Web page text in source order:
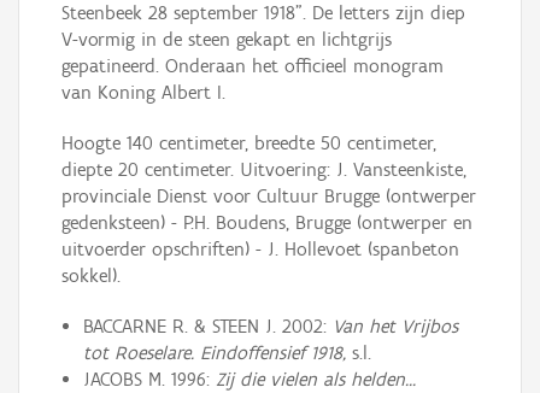
Steenbeek 28 september 1918". De letters zijn diep
V-vormig in de steen gekapt en lichtgrijs
gepatineerd. Onderaan het officieel monogram
van Koning Albert I.
Hoogte 140 centimeter, breedte 50 centimeter,
diepte 20 centimeter. Uitvoering: J. Vansteenkiste,
provinciale Dienst voor Cultuur Brugge (ontwerper
gedenksteen) - P.H. Boudens, Brugge (ontwerper en
uitvoerder opschriften) - J. Hollevoet (spanbeton
sokkel).
BACCARNE R. & STEEN J. 2002: Van het Vrijbos
tot Roeselare. Eindoffensief 1918,s.l.
JACOBS M. 1996: Zij die vielen als helden...